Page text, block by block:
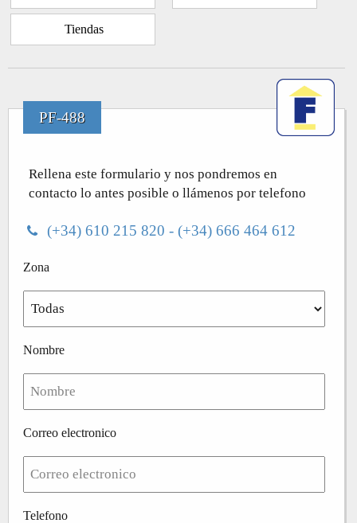
Tiendas
PF-488
Rellena este formulario y nos pondremos en
contacto lo antes posible o llámenos por telefono
(+34) 610 215 820 - (+34) 666 464 612
Zona
Nombre
Correo electronico
Telefono